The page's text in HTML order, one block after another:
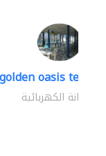
golden oasis
الصيانة الكهربائية